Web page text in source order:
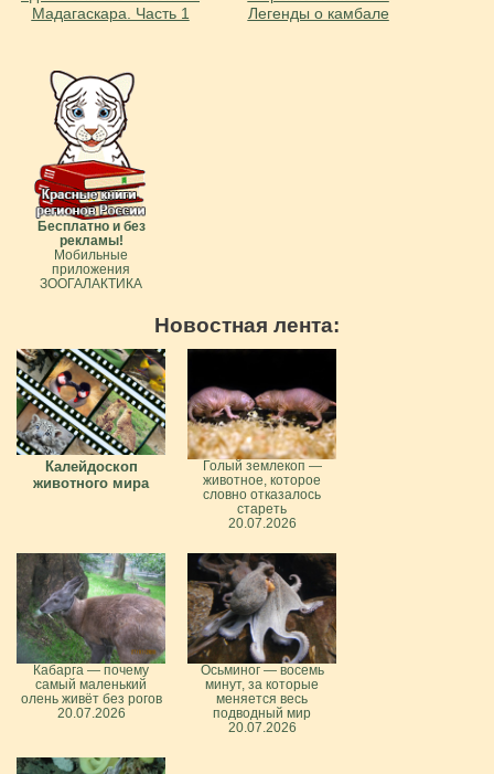
Мадагаскара. Часть 1
Легенды о камбале
Бесплатно и без
рекламы!
Мобильные
приложения
ЗООГАЛАКТИКА
Новостная лента:
Калейдоскоп
животного мира
Голый землекоп —
животное, которое
словно отказалось
стареть
20.07.2026
Кабарга — почему
самый маленький
олень живёт без рогов
20.07.2026
Осьминог — восемь
минут, за которые
меняется весь
подводный мир
20.07.2026